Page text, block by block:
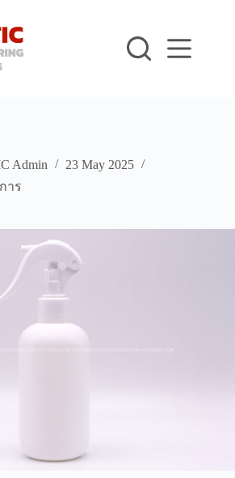
Admin
23 May 2025
าร